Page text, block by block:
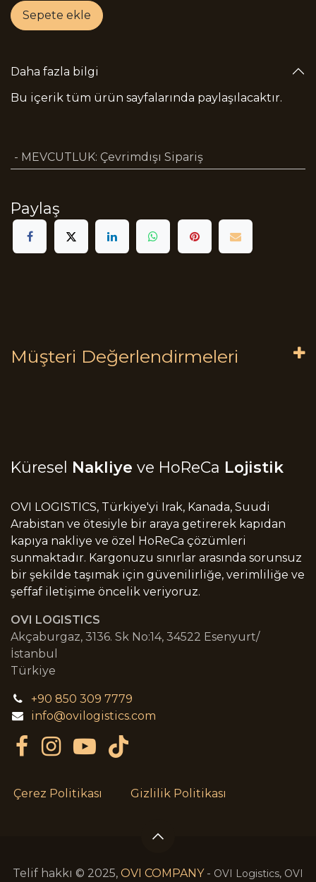
Sepete ekle
Daha fazla bilgi
Bu içerik tüm ürün sayfalarında paylaşılacaktır.
- MEVCUTLUK: Çevrimdışı Sipariş
Paylaş
Müşteri Değerlendirmeleri
Küresel Nakliye ve HoReCa Lojistik
OVI LOGISTICS, Türkiye'yi Irak, Kanada, Suudi
Arabistan ve ötesiyle bir araya getirerek kapıdan
kapıya nakliye ve özel HoReCa çözümleri
sunmaktadır. Kargonuzu sınırlar arasında sorunsuz
bir şekilde taşımak için güvenilirliğe, verimliliğe ve
şeffaf iletişime öncelik veriyoruz.
OVI LOGISTICS
Akçaburgaz, 3136. Sk No:14, 34522 Esenyurt/
İstanbul
Türkiye
+90 850 309 7779
info@ovilogistics.com
Çerez Politikası Gizlilik Politikası
Telif hakkı © 2025, OVI COMPANY- OVI Logistics, OVI